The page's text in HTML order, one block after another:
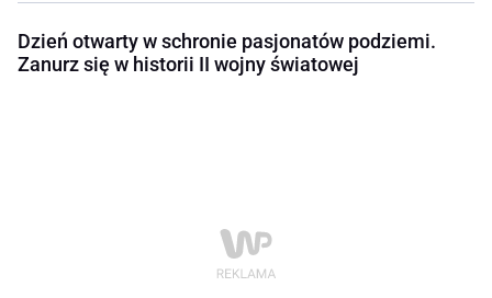
Dzień otwarty w schronie pasjonatów podziemi.
Zanurz się w historii II wojny światowej